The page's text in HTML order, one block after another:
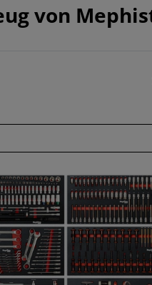
von